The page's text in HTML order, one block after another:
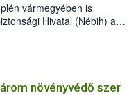
vármegyében is
Hivatal (Nébih) a
jelenlétét. A
meg, de már fertőzött
a szlovák
megállítása érdekében.
növényvédő szer